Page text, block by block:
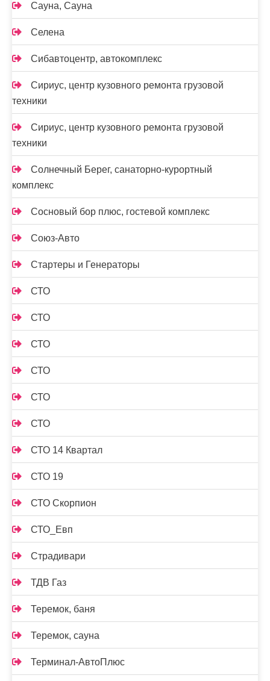
Сауна, Сауна
Селена
Сибавтоцентр, автокомплекс
Сириус, центр кузовного ремонта грузовой
техники
Сириус, центр кузовного ремонта грузовой
техники
Солнечный Берег, санаторно-курортный
комплекс
Сосновый бор плюс, гостевой комплекс
Союз-Авто
Стартеры и Генераторы
СТО
СТО
СТО
СТО
СТО
СТО
СТО 14 Квартал
СТО 19
СТО Скорпион
СТО_Евп
Страдивари
ТДВ Газ
Теремок, баня
Теремок, сауна
Терминал-АвтоПлюс